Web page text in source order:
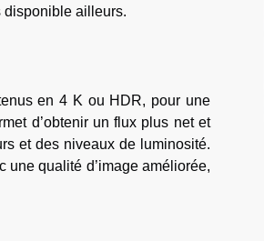
disponible ailleurs.
en 4 K ou HDR, pour une
d’obtenir un flux plus net et
et des niveaux de luminosité.
qualité d’image améliorée,